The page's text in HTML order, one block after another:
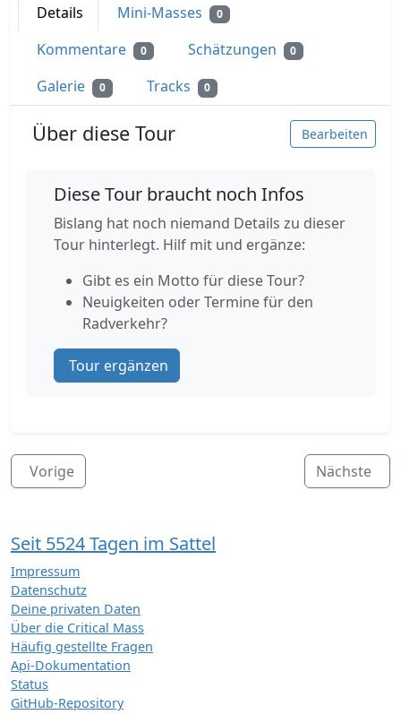
Details Mini-Masses 0
Kommentare 0 Schätzungen 0
Galerie 0 Tracks 0
Über diese Tour Bearbeiten
Diese Tour braucht noch Infos
Bislang hat noch niemand Details zu dieser
Tour hinterlegt. Hilf mit und ergänze:
Gibt es ein Motto für diese Tour?
Neuigkeiten oder Termine für den
Radverkehr?
Tour ergänzen
Vorige Nächste
Seit 5524 Tagen im Sattel
Impressum
Datenschutz
Deine privaten Daten
Über die Critical Mass
Häufig gestellte Fragen
Api-Dokumentation
Status
GitHub-Repository